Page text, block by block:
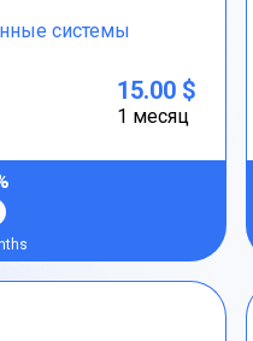
системы
15.00 $
1 месяц